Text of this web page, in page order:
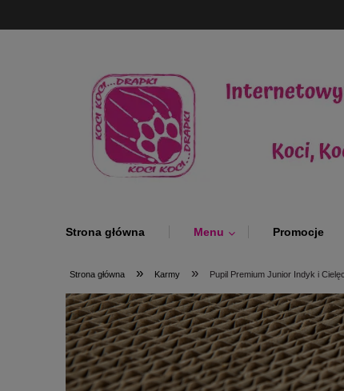
Strona główna Menu Promocje
Strona główna » Karmy » Pupil Premium Junior Indyk i